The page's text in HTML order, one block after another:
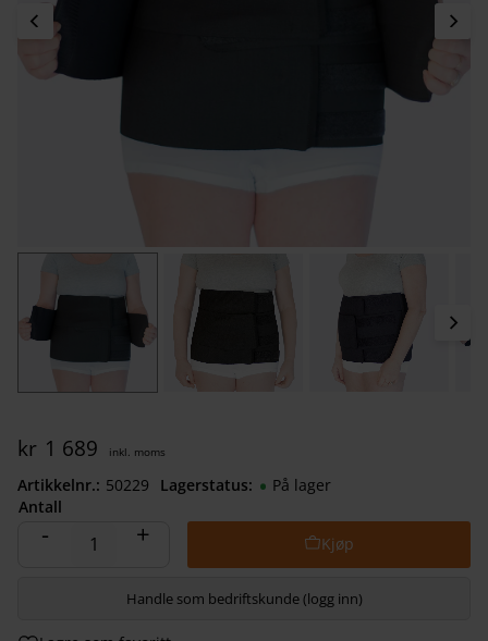
kr 1 689
Antall
+
-
Handle som bedriftskunde (logg inn)
Lagerstatus På lager
Artikkelnr. 502290080